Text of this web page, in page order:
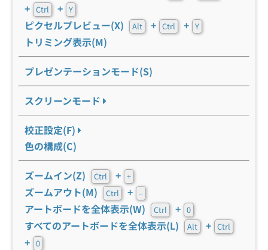
+ Ctrl + Y
ピクセルプレビュー(X) Alt + Ctrl + Y
トリミング表示(M)
プレゼンテーションモード(S)
スクリーンモード
校正設定(F)
色の構成(C)
ズームイン(Z) Ctrl + +
ズームアウト(M) Ctrl + –
アートボードを全体表示(W) Ctrl + 0
すべてのアートボードを全体表示(L) Alt + Ctrl
+ 0